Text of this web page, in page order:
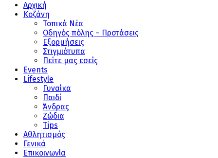
Αρχική
Κοζάνη
Τοπικά Νέα
Οδηγός πόλης – Προτάσεις
Εξορμήσεις
Στιγμιότυπα
Πείτε μας εσείς
Events
Lifestyle
Γυναίκα
Παιδί
Άνδρας
Ζώδια
Tips
Αθλητισμός
Γενικά
Επικοινωνία